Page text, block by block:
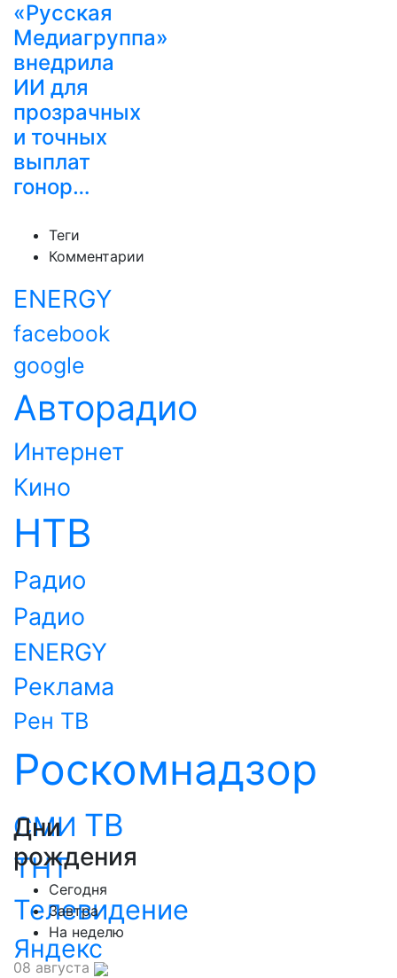
«Русская
Медиагруппа»
внедрила
ИИ для
прозрачных
и точных
выплат
гонор…
Теги
Комментарии
ENERGY
facebook
google
Авторадио
Интернет
Кино
НТВ
Радио
Радио
ENERGY
Реклама
Рен ТВ
Роскомнадзор
СМИ ТВ
ТНТ
Телевидение
Яндекс
Дни
рождения
Сегодня
Завтра
На неделю
08 августа